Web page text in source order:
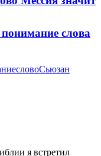
слова
словоСьюзан
я встретил